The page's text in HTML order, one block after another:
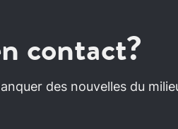
contact?
des nouvelles du